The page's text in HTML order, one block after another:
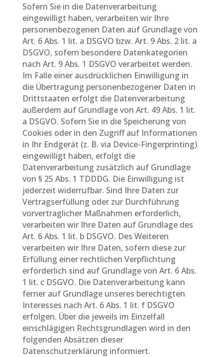
Sofern Sie in die Datenverarbeitung
eingewilligt haben, verarbeiten wir Ihre
personenbezogenen Daten auf Grundlage von
Art. 6 Abs. 1 lit. a DSGVO bzw. Art. 9 Abs. 2 lit. a
DSGVO, sofern besondere Datenkategorien
nach Art. 9 Abs. 1 DSGVO verarbeitet werden.
Im Falle einer ausdrücklichen Einwilligung in
die Übertragung personenbezogener Daten in
Drittstaaten erfolgt die Datenverarbeitung
außerdem auf Grundlage von Art. 49 Abs. 1 lit.
a DSGVO. Sofern Sie in die Speicherung von
Cookies oder in den Zugriff auf Informationen
in Ihr Endgerät (z. B. via Device-Fingerprinting)
eingewilligt haben, erfolgt die
Datenverarbeitung zusätzlich auf Grundlage
von § 25 Abs. 1 TDDDG. Die Einwilligung ist
jederzeit widerrufbar. Sind Ihre Daten zur
Vertragserfüllung oder zur Durchführung
vorvertraglicher Maßnahmen erforderlich,
verarbeiten wir Ihre Daten auf Grundlage des
Art. 6 Abs. 1 lit. b DSGVO. Des Weiteren
verarbeiten wir Ihre Daten, sofern diese zur
Erfüllung einer rechtlichen Verpflichtung
erforderlich sind auf Grundlage von Art. 6 Abs.
1 lit. c DSGVO. Die Datenverarbeitung kann
ferner auf Grundlage unseres berechtigten
Interesses nach Art. 6 Abs. 1 lit. f DSGVO
erfolgen. Über die jeweils im Einzelfall
einschlägigen Rechtsgrundlagen wird in den
folgenden Absätzen dieser
Datenschutzerklärung informiert.